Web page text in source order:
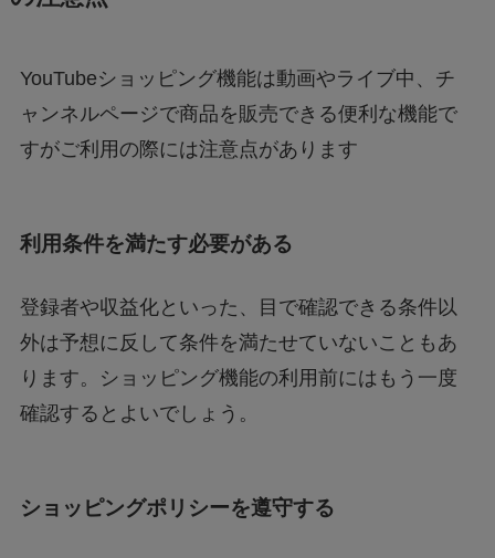
YouTubeショッピング機能は動画やライブ中、チ
ャンネルページで商品を販売できる便利な機能で
すがご利用の際には注意点があります
利用条件を満たす必要がある
登録者や収益化といった、目で確認できる条件以
外は予想に反して条件を満たせていないこともあ
ります。ショッピング機能の利用前にはもう一度
確認するとよいでしょう。
ショッピングポリシーを遵守する